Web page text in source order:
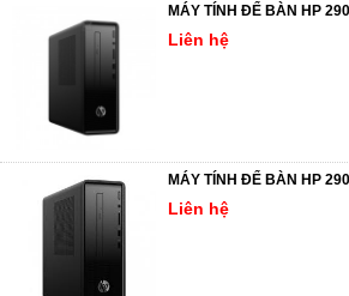
MÁY TÍNH ĐỂ BÀN HP
Liên hệ
MÁY TÍNH ĐỂ BÀN HP
Liên hệ